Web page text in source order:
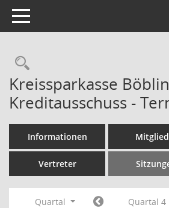
Toggle navigation
Rechercheauswahl
Kreissparkasse
Kreditausschuss -
Informationen
Vertreter
Quartal Quartal 4